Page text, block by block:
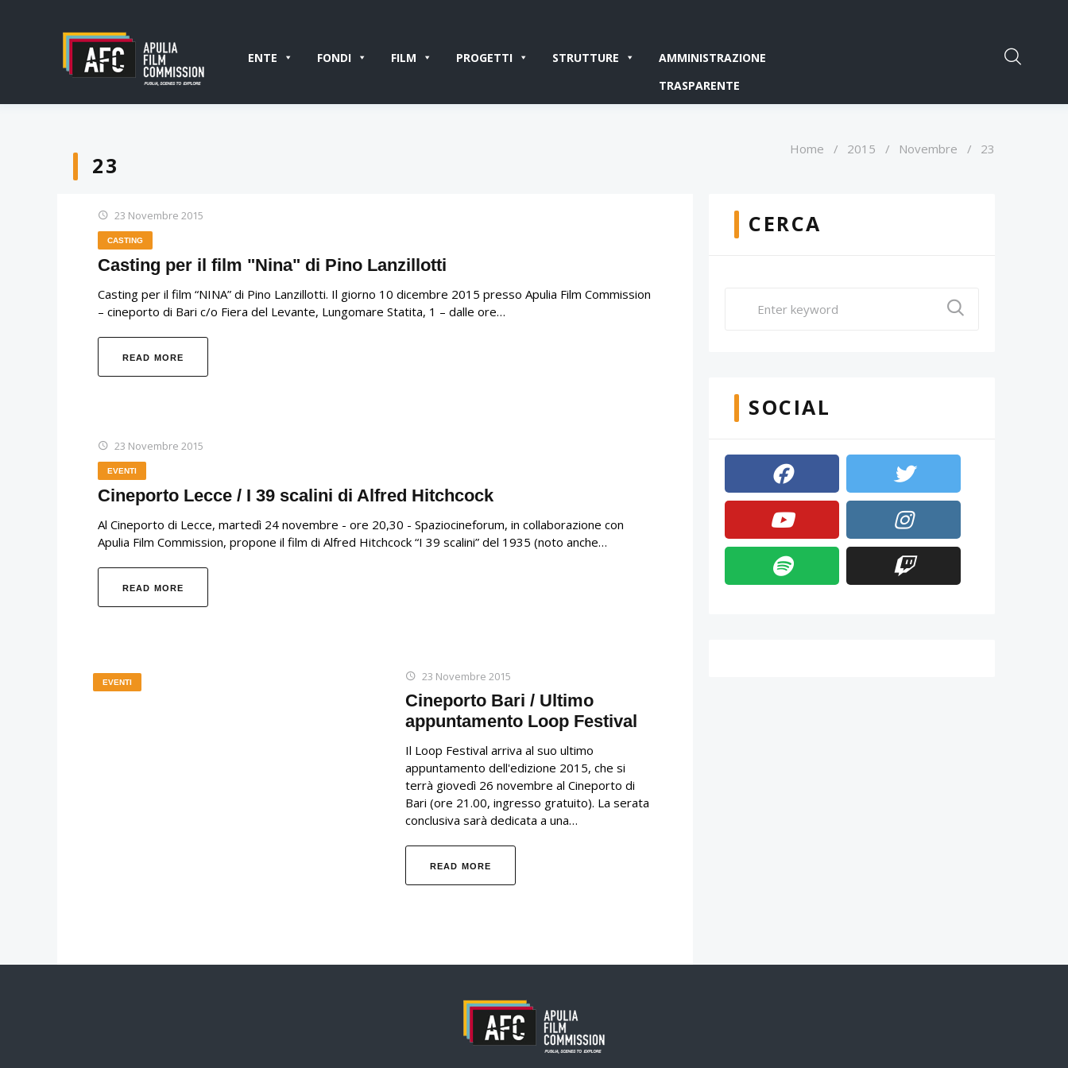
ENTE FONDI FILM PROGETTI STRUTTURE
AMMINISTRAZIONE
TRASPARENTE
23
Home / 2015 / Novembre / 23
23 Novembre 2015
CASTING
Casting per il film "Nina" di Pino Lanzillotti
Casting per il film “NINA” di Pino Lanzillotti. Il giorno 10 dicembre 2015 presso Apulia Film Commission
– cineporto di Bari c/o Fiera del Levante, Lungomare Statita, 1 – dalle ore…
READ MORE
23 Novembre 2015
EVENTI
Cineporto Lecce / I 39 scalini di Alfred Hitchcock
Al Cineporto di Lecce, martedì 24 novembre - ore 20,30 - Spaziocineforum, in collaborazione con
Apulia Film Commission, propone il film di Alfred Hitchcock “I 39 scalini” del 1935 (noto anche…
READ MORE
23 Novembre 2015
EVENTI
Cineporto Bari / Ultimo
appuntamento Loop Festival
Il Loop Festival arriva al suo ultimo
appuntamento dell'edizione 2015, che si
terrà giovedì 26 novembre al Cineporto di
Bari (ore 21.00, ingresso gratuito). La serata
conclusiva sarà dedicata a una…
READ MORE
CERCA
SOCIAL